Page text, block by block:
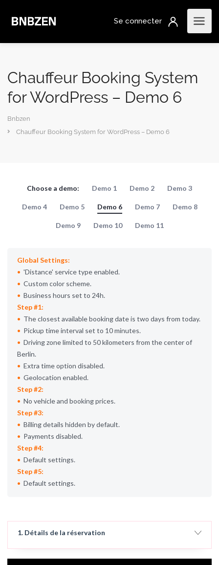
Chauffeur Booking System
for WordPress – Demo 6
Bnbzen
Chauffeur Booking System for WordPress – Demo 6
Choose a demo: Demo 1 Demo 2 Demo 3
Demo 4 Demo 5 Demo 6 Demo 7 Demo 8
Demo 9 Demo 10 Demo 11
Global Settings:
Distance service type enabled.
Custom color scheme.
Business hours set to 24h.
Step #1:
The closest available booking date is two days from today.
Pickup time interval set to 10 minutes.
Driving zone limited to 50 kilometers from the center of
Berlin.
Extra time option disabled.
Geolocation enabled.
Step #2:
No vehicle and booking prices.
Step #3:
Billing details hidden by default.
Payments disabled.
Step #4:
Default settings.
Step #5:
Default settings.
1. Détails de la réservation